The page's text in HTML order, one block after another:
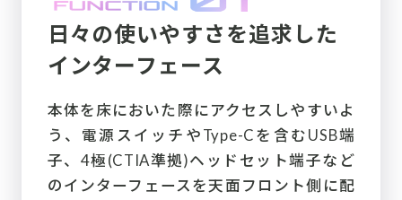
日々の使いやすさを追求した
インターフェース
本体を床においた際にアクセスしやすいよ
う、電源スイッチやType-Cを含むUSB端
子、4極(CTIA準拠)ヘッドセット端子など
のインターフェースを天面フロント側に配